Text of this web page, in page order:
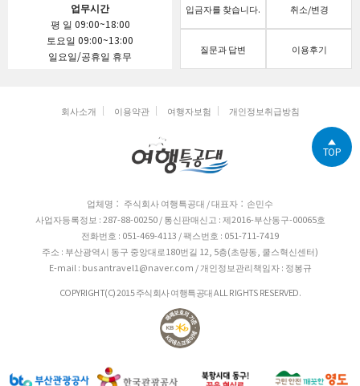
업무시간
평 일 09:00~18:00
토요일 09:00~13:00
일요일/공휴일 휴무
입금자를 찾습니다. 취소/변경
질문과 답변 이용후기
회사소개 이용약관 여행자보험 개인정보취급방침
업체명： 주식회사 여행특공대 / 대표자：손민수
사업자등록정보 : 287-88-00250 / 통신판매신고 : 제2016-부산동구-00065호
전화번호 : 051-469-4113 / 팩스번호 : 051-711-7419
주소 : 부산광역시 동구 중앙대로180번길 12, 5층(초량동, 쿨스혁신센터)
E-mail : busantravel1@naver.com / 개인정보관리책임자 : 정봉규
COPYRIGHT(C) 2015 주식회사 여행특공대 ALL RIGHTS RESERVED.
TOP